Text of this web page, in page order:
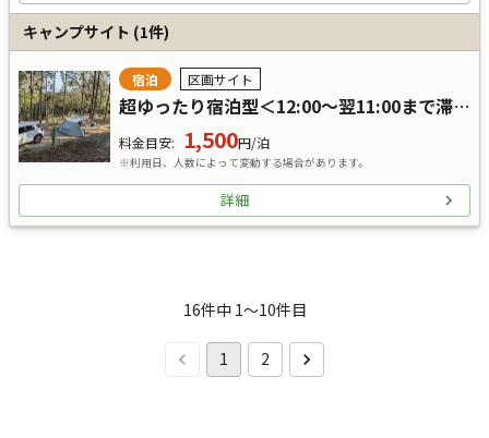
キャンプサイト (1件)
宿泊 区画サイト
超ゆったり宿泊型＜12:00～翌11:00まで滞在可＞
料金目安: 1,500円/泊
※利用日、人数によって変動する場合があります。
詳細
16件中 1〜10件目
1 2